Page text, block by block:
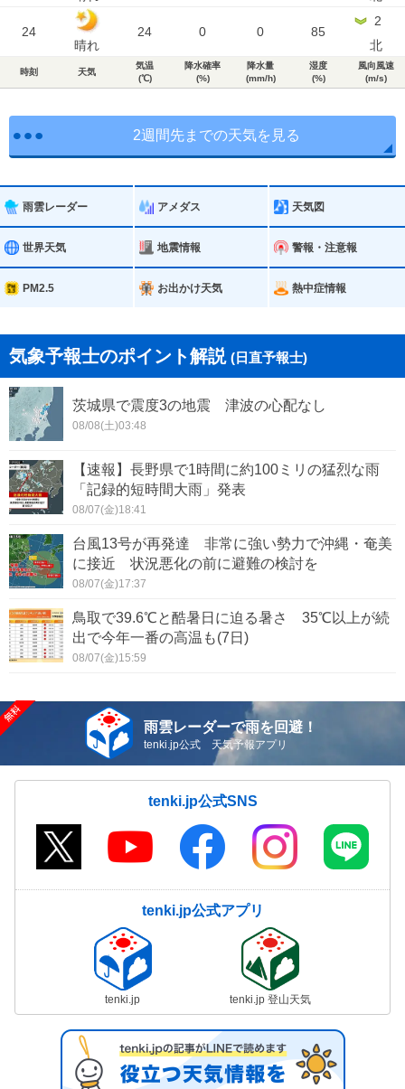
24
晴れ
24 0 0 85
2
北
時刻 天気
気温
(℃)
降水確率
(%)
降水量
(mm/h)
湿度
(%)
風向風速
(m/s)
2週間先までの天気を見る
雨雲レーダー アメダス 天気図
世界天気 地震情報 警報・注意報
PM2.5 お出かけ天気 熱中症情報
気象予報士のポイント解説 (日直予報士)
茨城県で震度3の地震 津波の心配なし
08/08(土)03:48
【速報】長野県で1時間に約100ミリの猛烈な雨
「記録的短時間大雨」発表
08/07(金)18:41
台風13号が再発達 非常に強い勢力で沖縄・奄美
に接近 状況悪化の前に避難の検討を
08/07(金)17:37
鳥取で39.6℃と酷暑日に迫る暑さ 35℃以上が続
出で今年一番の高温も(7日)
08/07(金)15:59
雨雲レーダーで雨を回避！
tenki.jp公式 天気予報アプリ
tenki.jp公式SNS
tenki.jp公式アプリ
tenki.jp tenki.jp 登山天気